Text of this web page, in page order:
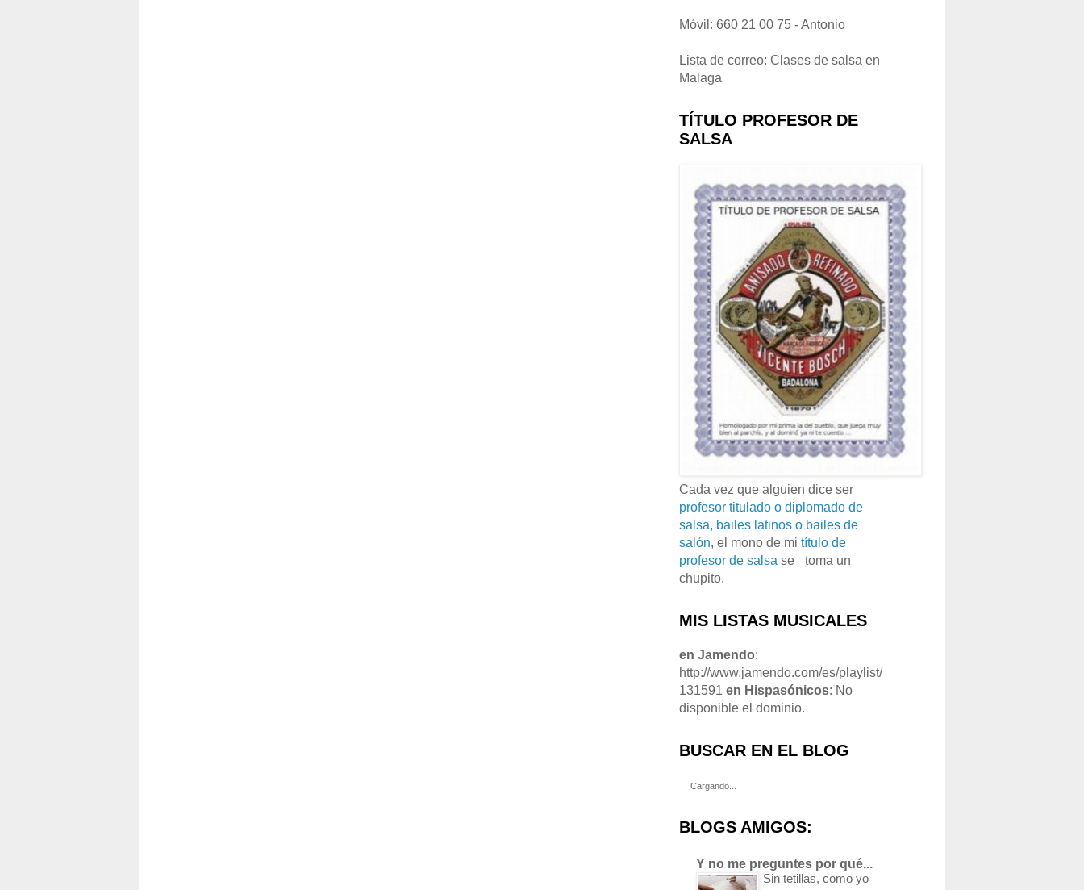
Móvil: 660 21 00 75 - Antonio
Lista de correo: Clases de salsa en
Malaga
TÍTULO PROFESOR DE
SALSA
Cada vez que alguien dice ser
profesor titulado o diplomado de
salsa, bailes latinos o bailes de
salón, el mono de mi título de
profesor de salsa se
toma un
chupito.
MIS LISTAS MUSICALES
en Jamendo:
http://www.jamendo.com/es/playlist/
131591 en Hispasónicos: No
disponible el dominio.
BUSCAR EN EL BLOG
Cargando...
BLOGS AMIGOS:
Y no me preguntes por qué...
Sin tetillas, como yo